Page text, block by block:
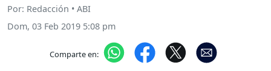
Por: Redacción • ABI
Dom, 03 Feb 2019 5:08 pm
Comparte en: